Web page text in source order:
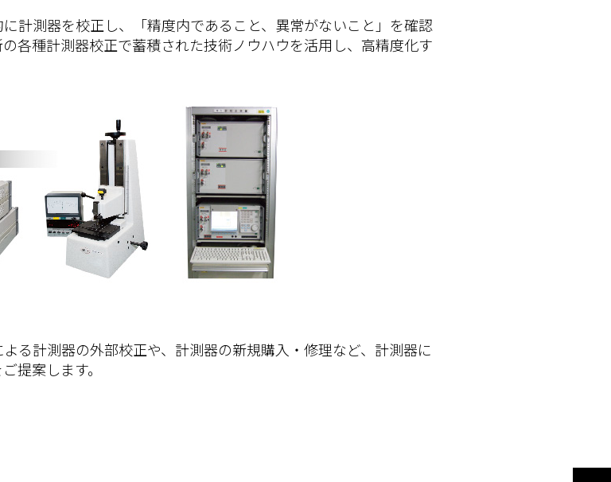
計測器を校正し、「精度内であること、異常がないこと」を確認
各種計測器校正で蓄積された技術ノウハウを活用し、高精度化す
る計測器の外部校正や、計測器の新規購入・修理など、計測器に
提案します。